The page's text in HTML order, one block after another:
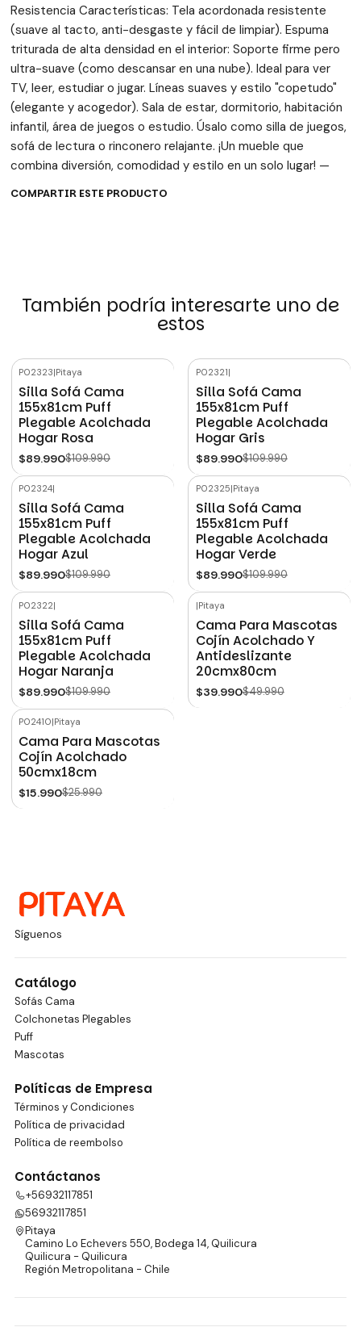
Resistencia Características: Tela acordonada resistente
(suave al tacto, anti-desgaste y fácil de limpiar). Espuma
triturada de alta densidad en el interior: Soporte firme pero
ultra-suave (como descansar en una nube). Ideal para ver
TV, leer, estudiar o jugar. Líneas suaves y estilo "copetudo"
(elegante y acogedor). Sala de estar, dormitorio, habitación
infantil, área de juegos o estudio. Úsalo como silla de juegos,
sofá de lectura o rinconero relajante. ¡Un mueble que
combina diversión, comodidad y estilo en un solo lugar! —
COMPARTIR ESTE PRODUCTO
También podría interesarte uno de
estos
P02323|Pitaya
Silla Sofá Cama
155x81cm Puff
Plegable Acolchada
Hogar Rosa
$89.990$109.990
P02321|
Silla Sofá Cama
155x81cm Puff
Plegable Acolchada
Hogar Gris
$89.990$109.990
P02324|
Silla Sofá Cama
155x81cm Puff
Plegable Acolchada
Hogar Azul
$89.990$109.990
P02325|Pitaya
Silla Sofá Cama
155x81cm Puff
Plegable Acolchada
Hogar Verde
$89.990$109.990
P02322|
Silla Sofá Cama
155x81cm Puff
Plegable Acolchada
Hogar Naranja
$89.990$109.990
-20%
|Pitaya
Cama Para Mascotas
Cojín Acolchado Y
Antideslizante
20cmx80cm
$39.990$49.990
P02410|Pitaya
Cama Para Mascotas
Cojín Acolchado
50cmx18cm
$15.990$25.990
Síguenos
Catálogo
Sofás Cama
Colchonetas Plegables
Puff
Mascotas
Políticas de Empresa
Términos y Condiciones
Política de privacidad
Política de reembolso
Contáctanos
+56932117851
56932117851
Pitaya
Camino Lo Echevers 550, Bodega 14, Quilicura
Quilicura - Quilicura
Región Metropolitana - Chile